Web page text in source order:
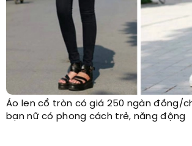
Áo len cổ tròn có giá 250 ngàn đồng/
bạn nữ có phong cách trẻ, năng động